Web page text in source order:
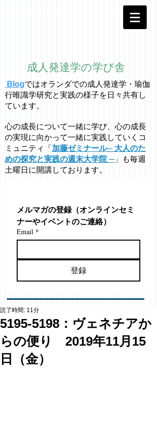
成人発達学の学び舎
Blogではオラ ンダでの成人発達学・ 瑜伽
行唯識学研究と実践の様子を日々共有し
ています。
心の成長について一緒に学び、心の成長
の実現に向かって一緒に実践していくコ
ミュニティ「 加藤ゼミナール─ 大人のた
めの探究と実践の週末大学院 ─」も毎週
土曜日に開講しております。
メルマガの登録（オンラインセミ
ナーやイベントのご連絡）
Email *
登録
5195-5198：ヴェネチアか
らの便り 2019年11月15
日（金）
読了時間: 11分